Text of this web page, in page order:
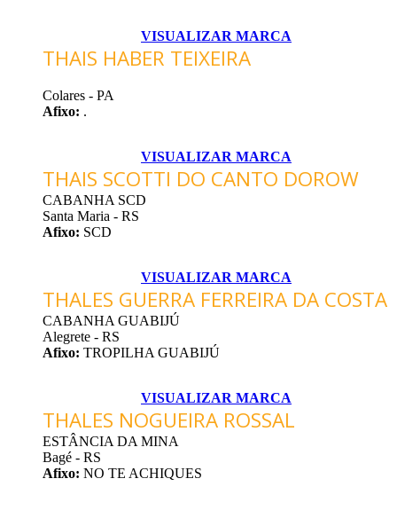
VISUALIZAR MARCA
THAIS HABER TEIXEIRA
Colares - PA
Afixo: .
VISUALIZAR MARCA
THAIS SCOTTI DO CANTO DOROW
CABANHA SCD
Santa Maria - RS
Afixo: SCD
VISUALIZAR MARCA
THALES GUERRA FERREIRA DA COSTA
CABANHA GUABIJÚ
Alegrete - RS
Afixo: TROPILHA GUABIJÚ
VISUALIZAR MARCA
THALES NOGUEIRA ROSSAL
ESTÂNCIA DA MINA
Bagé - RS
Afixo: NO TE ACHIQUES